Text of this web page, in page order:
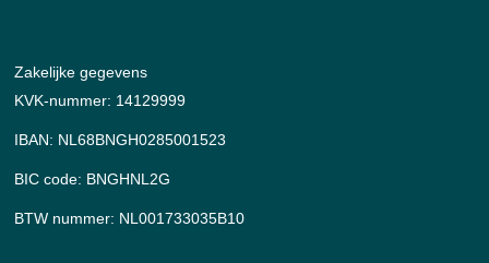
Zakelijke gegevens
KVK-nummer: 14129999
IBAN: NL68BNGH0285001523
BIC code: BNGHNL2G
BTW nummer: NL001733035B10